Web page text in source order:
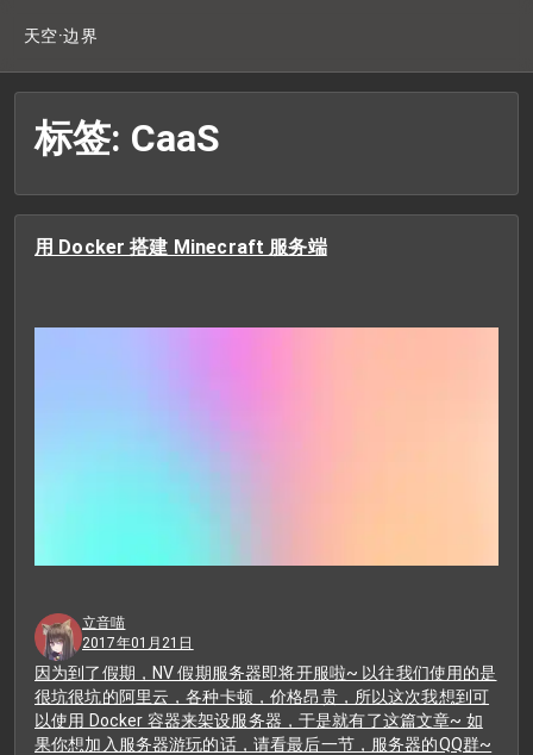
天空·边界
标签: CaaS
用 Docker 搭建 Minecraft 服务端
立音喵
2017年01月21日
因为到了假期，NV 假期服务器即将开服啦~ 以往我们使用的是
很坑很坑的阿里云，各种卡顿，价格昂贵，所以这次我想到可
以使用 Docker 容器来架设服务器，于是就有了这篇文章~ 如
果你想加入服务器游玩的话，请看最后一节，服务器的QQ群~